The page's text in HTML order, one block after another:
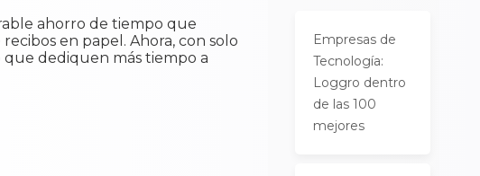
ahorro de tiempo que
en papel. Ahora, con solo
dediquen más tiempo a
Empresas de
Tecnología:
Loggro dentro
de las 100
mejores